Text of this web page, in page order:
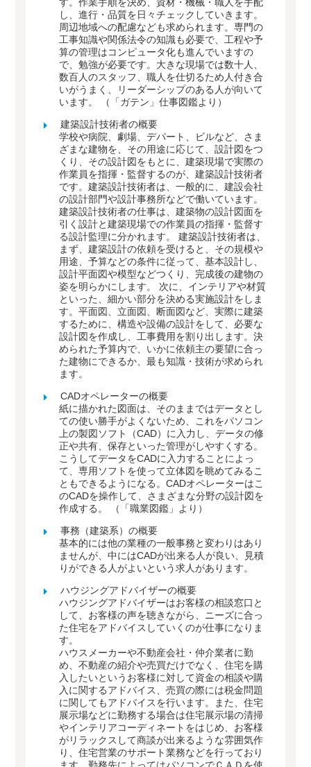
し、進行・品質を日々チェックしていきます。
周辺地域への配慮なども求められます。専門の
工事知識や関係法令の知識も必要で、工程や予
算の管理はコンピュータ化も進んでいますの
で、勉強が必要です。大きな現場では数十人、
数百人のスタッフ、職人を仕切るため人付き合
いがうまく、リーダーシップのある人が向いて
います。 （「ガテン」仕事図鑑より）
建築設計技術者の概要
学校や病院、劇場、デパート、ビルなど、さま
ざまな建物を、その用途に応じて、設計図をつ
くり、その設計図をもとに、建築現場で実際の
作業員を指揮・監督するのが、建築設計技術者
です。建築設計技術者は、一般的に、建設会社
の設計部門や設計事務所などで働いています。
建築設計技術者の仕事は、建築物の設計図面を
引く設計と建築現場での作業員の指揮・監督す
る設計監理に分かれます。 建築設計技術者は、
まず、建築設計の依頼を受けると、その規模や
用途、予算などの条件に従って、基本設計し、
設計平面図や模型などつくり、完成後の建物の
姿を明らかにします。 次に、インテリアや材質
といった、細かい部分を決める実施設計をしま
す。平面図、立面図、断面図など、実際に建築
するために、構造や設備の設計をして、必要な
設計図を作成し、工事費用を割り出します。決
められた予算内で、いかに依頼主の要望に合っ
た建物にできるか、最も知識・技術が求められ
ます。
CADオペレーターの概要
紙に描かれた図面は、そのままではデータとし
ての使い勝手がよくないため、これをパソコン
上の製図ソフト（CAD）に入力し、データの修
正や共有、保存といった管理がしやすくする。
こうしてデータをCADに入力することによっ
て、専用ソフトを使って立体図を眺めてみるこ
ともできるようになる。CADオペレーターはこ
のCADを操作して、さまざまな分野の設計図を
作成する。 （「職業図鑑」より）
事務（建築系）の概要
基本的には他の業種の一般事務と変わりはあり
ませんが、中にはCADが出来る人が良い、見積
りができる人がよいという求人があります。
ハウジングアドバイザーの概要
ハウジングアドバイザーはお客様の相談窓口と
して、お客様の声を聴きながら、ニーズに合っ
た住宅をアドバイスしていくのが仕事になりま
す。
ハウスメーカーや不動産会社・仲介業者に勤
め、不動産の紹介や売買だけでなく、住宅を購
入したいというお客様に対して資金の相談や購
入に関するアドバイス、売買の際には税金問題
に関してもアドバイスを行います。また、住宅
展示場などに勤務する場合は住宅展示場の清掃
やインテリアコーディネートをはじめ、お客様
がリラックスして商談が出来るような雰囲気作
り、住宅営業のサポート業務などを行っており
ます。勤務先によってはパソコンでＣＡＤを使